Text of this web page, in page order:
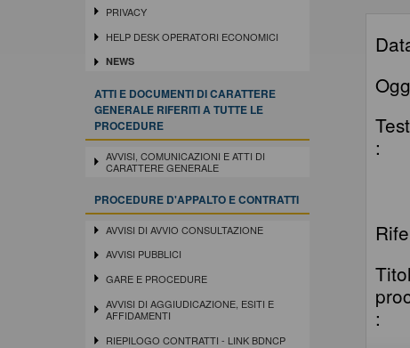
PRIVACY
HELP DESK OPERATORI ECONOMICI
NEWS
ATTI E DOCUMENTI DI CARATTERE
GENERALE RIFERITI A TUTTE LE
PROCEDURE
AVVISI, COMUNICAZIONI E ATTI DI
CARATTERE GENERALE
PROCEDURE D'APPALTO E CONTRATTI
AVVISI DI AVVIO CONSULTAZIONE
AVVISI PUBBLICI
GARE E PROCEDURE
AVVISI DI AGGIUDICAZIONE, ESITI E
AFFIDAMENTI
RIEPILOGO CONTRATTI - LINK BDNCP
:
: